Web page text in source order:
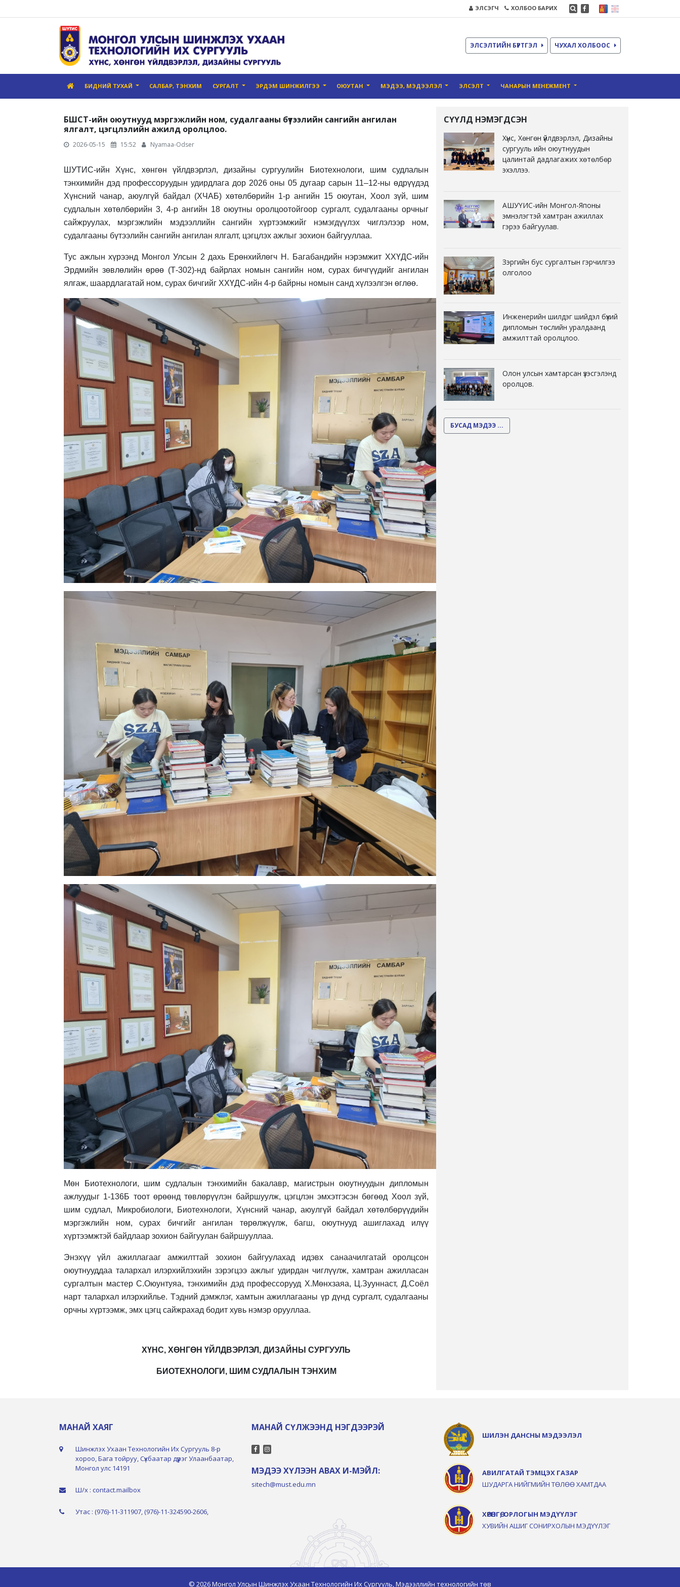
ЭЛСЭГЧ ХОЛБОО БАРИХ
ЭЛСЭЛТИЙН БҮРТГЭЛ ЧУХАЛ ХОЛБООС
БИДНИЙ ТУХАЙ САЛБАР, ТЭНХИМ СУРГАЛТ ЭРДЭМ ШИНЖИЛГЭЭ ОЮУТАН МЭДЭЭ, МЭДЭЭЛЭЛ ЭЛСЭЛТ ЧАНАРЫН МЕНЕЖМЕНТ
БШСТ-ийн оюутнууд мэргэжлийн ном, судалгааны бүтээлийн сангийн ангилан
ялгалт, цэгцлэлийн ажилд оролцлоо.
2026-05-15 15:52 Nyamaa-Odser
ШУТИС-ийн Хүнс, хөнгөн үйлдвэрлэл, дизайны сургуулийн Биотехнологи, шим судлалын
тэнхимийн дэд профессоруудын удирдлага дор 2026 оны 05 дугаар сарын 11–12-ны өдрүүдэд
Хүнсний чанар, аюулгүй байдал (ХЧАБ) хөтөлбөрийн 1-р ангийн 15 оюутан, Хоол зүй, шим
судлалын хөтөлбөрийн 3, 4-р ангийн 18 оюутны оролцоотойгоор сургалт, судалгааны орчныг
сайжруулах, мэргэжлийн мэдээллийн сангийн хүртээмжийг нэмэгдүүлэх чиглэлээр ном,
судалгааны бүтээлийн сангийн ангилан ялгалт, цэгцлэх ажлыг зохион байгууллаа.
Тус ажлын хүрээнд Монгол Улсын 2 дахь Ерөнхийлөгч Н. Багабандийн нэрэмжит ХХҮДС-ийн
Эрдмийн зөвлөлийн өрөө (Т-302)-нд байрлах номын сангийн ном, сурах бичгүүдийг ангилан
ялгаж, шаардлагатай ном, сурах бичгийг ХХҮДС-ийн 4-р байрны номын санд хүлээлгэн өглөө.
Мөн Биотехнологи, шим судлалын тэнхимийн бакалавр, магистрын оюутнуудын дипломын
ажлуудыг 1-136Б тоот өрөөнд төвлөрүүлэн байршуулж, цэгцлэн эмхэтгэсэн бөгөөд Хоол зүй,
шим судлал, Микробиологи, Биотехнологи, Хүнсний чанар, аюулгүй байдал хөтөлбөрүүдийн
мэргэжлийн ном, сурах бичгийг ангилан төрөлжүүлж, багш, оюутнууд ашиглахад илүү
хүртээмжтэй байдлаар зохион байгуулан байршууллаа.
Энэхүү үйл ажиллагааг амжилттай зохион байгуулахад идэвх санаачилгатай оролцсон
оюутнууддаа талархал илэрхийлэхийн зэрэгцээ ажлыг удирдан чиглүүлж, хамтран ажилласан
сургалтын мастер С.Оюунтуяа, тэнхимийн дэд профессорууд Х.Мөнхзаяа, Ц.Зууннаст, Д.Соёл
нарт талархал илэрхийлье. Тэдний дэмжлэг, хамтын ажиллагааны үр дүнд сургалт, судалгааны
орчны хүртээмж, эмх цэгц сайжрахад бодит хувь нэмэр орууллаа.
ХҮНС, ХӨНГӨН ҮЙЛДВЭРЛЭЛ, ДИЗАЙНЫ СУРГУУЛЬ
БИОТЕХНОЛОГИ, ШИМ СУДЛАЛЫН ТЭНХИМ
СҮҮЛД НЭМЭГДСЭН
Хүнс, Хөнгөн үйлдвэрлэл, Дизайны
сургууль ийн оюутнуудын
цалинтай дадлагажих хөтөлбөр
эхэллээ.
АШУҮИС-ийн Монгол-Японы
эмнэлэгтэй хамтран ажиллах
гэрээ байгуулав.
Зэргийн бус сургалтын гэрчилгээ
олголоо
Инженерийн шилдэг шийдэл бүхий
дипломын төслийн уралдаанд
амжилттай оролцлоо.
Олон улсын хамтарсан үзэсгэлэнд
оролцов.
БУСАД МЭДЭЭ ...
МАНАЙ ХАЯГ
Шинжлэх Ухаан Технологийн Их Сургууль 8-р
хороо, Бага тойруу, Сүхбаатар дүүрэг Улаанбаатар,
Монгол улс 14191
Ш/х : contact.mailbox
Утас : (976)-11-311907, (976)-11-324590-2606,
МАНАЙ СҮЛЖЭЭНД НЭГДЭЭРЭЙ
МЭДЭЭ ХҮЛЭЭН АВАХ И-МЭЙЛ:
sitech@must.edu.mn
ШИЛЭН ДАНСНЫ МЭДЭЭЛЭЛ
АВИЛГАТАЙ ТЭМЦЭХ ГАЗАР
ШУДАРГА НИЙГМИЙН ТӨЛӨӨ ХАМТДАА
ХӨРӨНГӨ, ОРЛОГЫН МЭДҮҮЛЭГ
ХУВИЙН АШИГ СОНИРХОЛЫН МЭДҮҮЛЭГ
© 2026 Монгол Улсын Шинжлэх Ухаан Технологийн Их Сургууль, Мэдээллийн технологийн төв